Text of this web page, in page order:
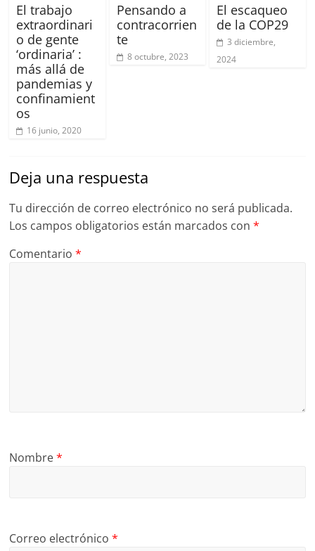
El trabajo
extraordinari
o de gente
‘ordinaria’ :
más allá de
pandemias y
confinamient
os
16 junio, 2020
Pensando a
contracorrien
te
8 octubre, 2023
El escaqueo
de la COP29
3 diciembre,
2024
Deja una respuesta
Tu dirección de correo electrónico no será publicada.
Los campos obligatorios están marcados con*
Comentario*
Nombre*
Correo electrónico*